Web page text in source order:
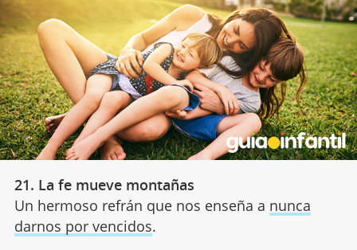
21. La fe mueve montañas
Un hermoso refrán que nos enseña a nunca
darnos por vencidos.